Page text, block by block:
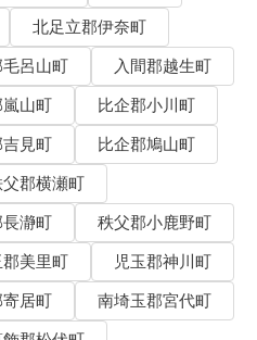
北足立郡伊奈町
毛呂山町
入間郡越生町
嵐山町
比企郡小川町
吉見町
比企郡鳩山町
郡横瀬町
瀞町
秩父郡小鹿野町
郡美里町
児玉郡神川町
居町
南埼玉郡宮代町